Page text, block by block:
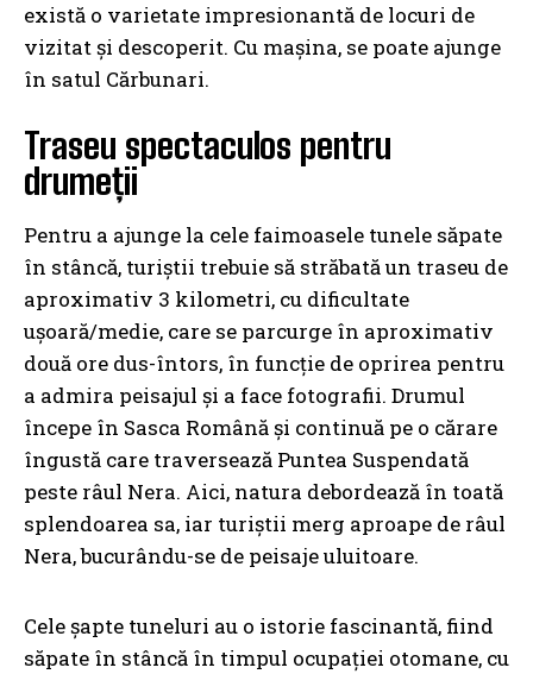
există o varietate impresionantă de locuri de
vizitat și descoperit. Cu mașina, se poate ajunge
în satul Cărbunari.
Traseu spectaculos pentru
drumeții
Pentru a ajunge la cele faimoasele tunele săpate
în stâncă, turiștii trebuie să străbată un traseu de
aproximativ 3 kilometri, cu dificultate
ușoară/medie, care se parcurge în aproximativ
două ore dus-întors, în funcție de oprirea pentru
a admira peisajul și a face fotografii. Drumul
începe în Sasca Română și continuă pe o cărare
îngustă care traversează Puntea Suspendată
peste râul Nera. Aici, natura debordează în toată
splendoarea sa, iar turiștii merg aproape de râul
Nera, bucurându-se de peisaje uluitoare.
Cele șapte tuneluri au o istorie fascinantă, fiind
săpate în stâncă în timpul ocupației otomane, cu